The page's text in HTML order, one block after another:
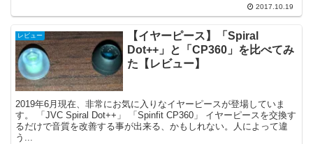
2017.10.19
レビュー
【イヤーピース】「Spiral
Dot++」と「CP360」を比べてみ
た【レビュー】
2019年6月現在、非常にお気に入りなイヤーピースが登場していま
す。 「JVC Spiral Dot++」 「Spinfit CP360」 イヤーピースを交換す
るだけで音質を改善する事が出来る、かもしれない。人によって違
う...